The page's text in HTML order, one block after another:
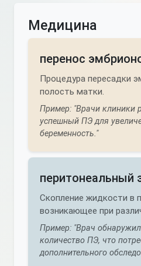
Медицина
перенос
Процедура пересадки
полость матки.
Пример: "Врачи клиники
успешный ПЭ для
беременность."
перитонеальный
Скопление жидкости в
возникающее при
Пример: "Врач
количество ПЭ, что
дополнительного